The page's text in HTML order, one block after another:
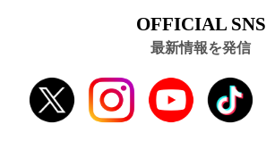
OFFICIAL SNS
最新情報を発信